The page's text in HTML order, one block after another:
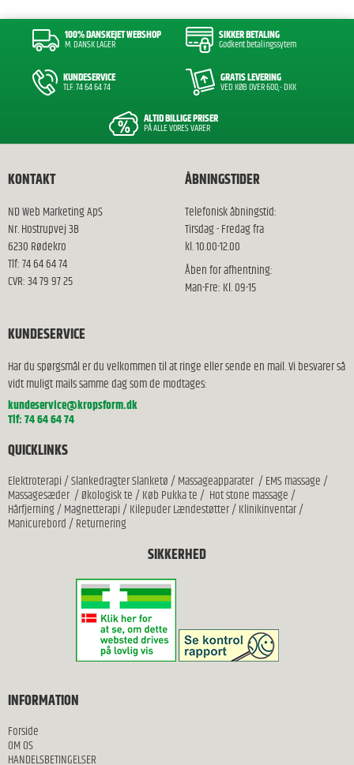
100% DANSKEJET WEBSHOP
M. DANSK LAGER
SIKKER BETALING
Godkent betalingssytem
KUNDESERVICE
TLF: 74 64 64 74
GRATIS LEVERING
VED KØB OVER 600,- DKK
ALTID BILLIGE PRISER
PÅ ALLE VORES VARER
KONTAKT
ND Web Marketing ApS
Nr. Hostrupvej 3B
6230 Rødekro
Tlf: 74 64 64 74
CVR: 34 79 97 25
ÅBNINGSTIDER
Telefonisk åbningstid:
Tirsdag - Fredag fra
kl. 10.00-12.00
Åben for afhentning:
Man-Fre: Kl. 09-15
KUNDESERVICE
Har du spørgsmål er du velkommen til at ringe eller sende en mail. Vi besvarer så
vidt muligt mails samme dag som de modtages:
kundeservice@kropsform.dk
Tlf: 74 64 64 74
QUICKLINKS
Elektroterapi/Slankedragter Slanketø/Massageapparater/EMS massage/
Massagesæder/Økologisk te/Køb Pukka te/ Hot stone massage/
Hårfjerning/Magnetterapi/Kilepuder Lændestøtter/Klinikinventar/
Manicurebord/Returnering
SIKKERHED
INFORMATION
Forside
OM OS
HANDELSBETINGELSER